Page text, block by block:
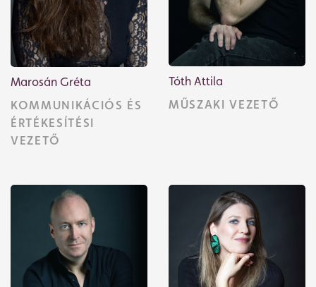
Jegyvásárlás
Marosán Gréta
KOMMUNIKÁCIÓS ÉS
ÉRTÉKESÍTÉSI
VEZETŐ
Tóth Attila
MŰSZAKI VEZETŐ